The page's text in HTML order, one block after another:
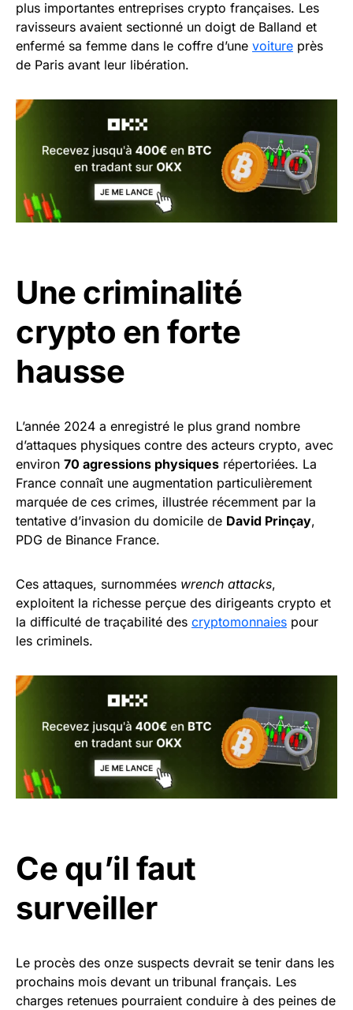
plus importantes entreprises crypto françaises. Les
ravisseurs avaient sectionné un doigt de Balland et
enfermé sa femme dans le coffre d’une voiture près
de Paris avant leur libération.
Une criminalité
crypto en forte
hausse
L’année 2024 a enregistré le plus grand nombre
d’attaques physiques contre des acteurs crypto, avec
environ 70 agressions physiques répertoriées. La
France connaît une augmentation particulièrement
marquée de ces crimes, illustrée récemment par la
tentative d’invasion du domicile de David Prinçay,
PDG de Binance France.
Ces attaques, surnommées wrench attacks,
exploitent la richesse perçue des dirigeants crypto et
la difficulté de traçabilité des cryptomonnaies pour
les criminels.
Ce qu’il faut
surveiller
Le procès des onze suspects devrait se tenir dans les
prochains mois devant un tribunal français. Les
charges retenues pourraient conduire à des peines de